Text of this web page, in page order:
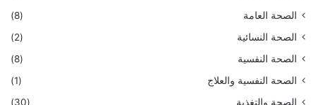
الصحة العامة
(8)
الصحة النسائية
(2)
الصحة النفسية
(8)
الصحة النفسية والعلاج
(1)
الصحة والتغذية
(30)